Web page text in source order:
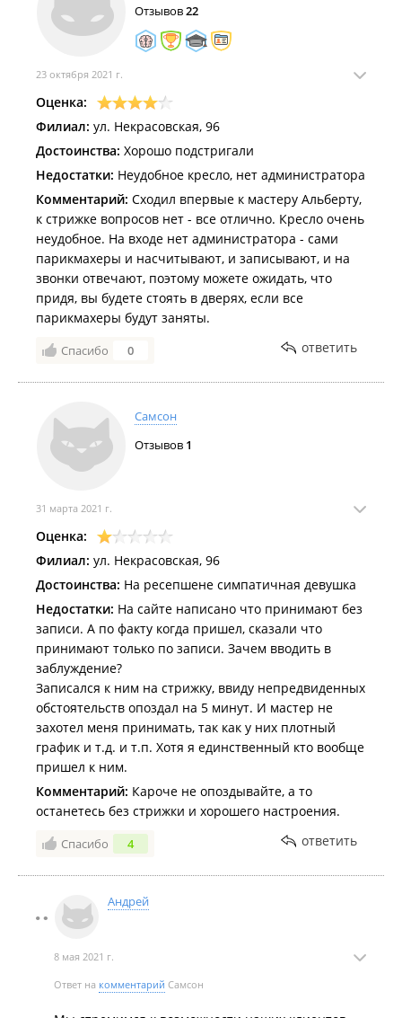
Отзывов22
23 октября 2021 г.
Оценка:
Филиал: ул. Некрасовская, 96
Достоинства: Хорошо подстригали
Недостатки: Неудобное кресло, нет администратора
Комментарий: Сходил впервые к мастеру Альберту,
к стрижке вопросов нет - все отлично. Кресло очень
неудобное. На входе нет администратора - сами
парикмахеры и насчитывают, и записывают, и на
звонки отвечают, поэтому можете ожидать, что
придя, вы будете стоять в дверях, если все
парикмахеры будут заняты.
Спасибо 0 ответить
Самсон
Отзывов 1
31 марта 2021 г.
Оценка:
Филиал: ул. Некрасовская, 96
Достоинства: На ресепшене симпатичная девушка
Недостатки: На сайте написано что принимают без
записи. А по факту когда пришел, сказали что
принимают только по записи. Зачем вводить в
заблуждение?
Записался к ним на стрижку, ввиду непредвиденных
обстоятельств опоздал на 5 минут. И мастер не
захотел меня принимать, так как у них плотный
график и т.д. и т.п. Хотя я единственный кто вообще
пришел к ним.
Комментарий: Кароче не опоздывайте, а то
останетесь без стрижки и хорошего настроения.
Спасибо 4 ответить
Андрей
8 мая 2021 г.
Ответ на комментарий Самсон